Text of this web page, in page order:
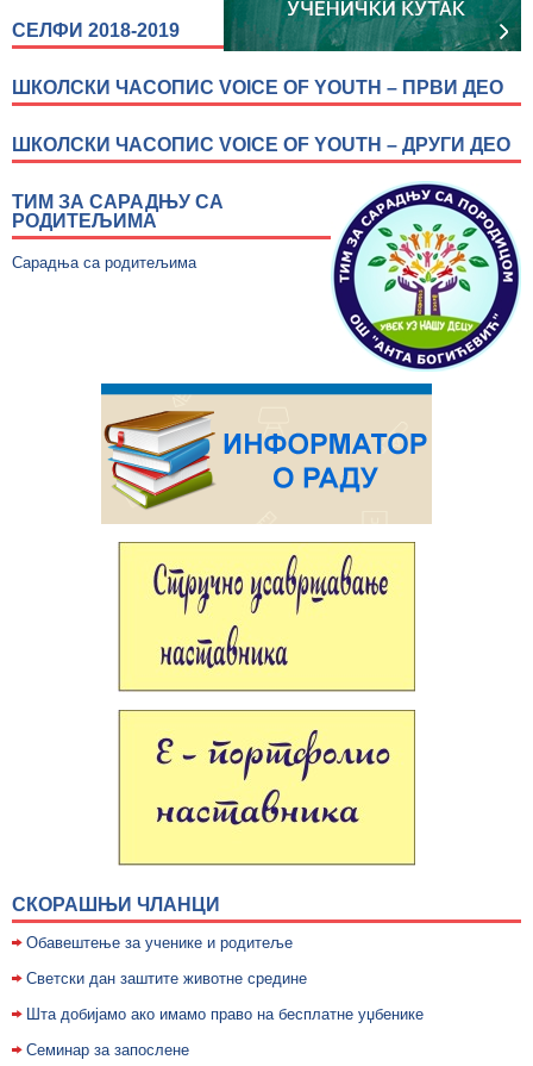
СЕЛФИ 2018-2019
ШКОЛСКИ ЧАСОПИС VOICE OF YOUTH – ПРВИ ДЕО
ШКОЛСКИ ЧАСОПИС VOICE OF YOUTH – ДРУГИ ДЕО
ТИМ ЗА САРАДЊУ СА
РОДИТЕЉИМА
Сарадња са родитељима
СКОРАШЊИ ЧЛАНЦИ
Обавештење за ученике и родитеље
Светски дан заштите животне средине
Шта добијамо ако имамо право на бесплатне уџбенике
Семинар за запослене